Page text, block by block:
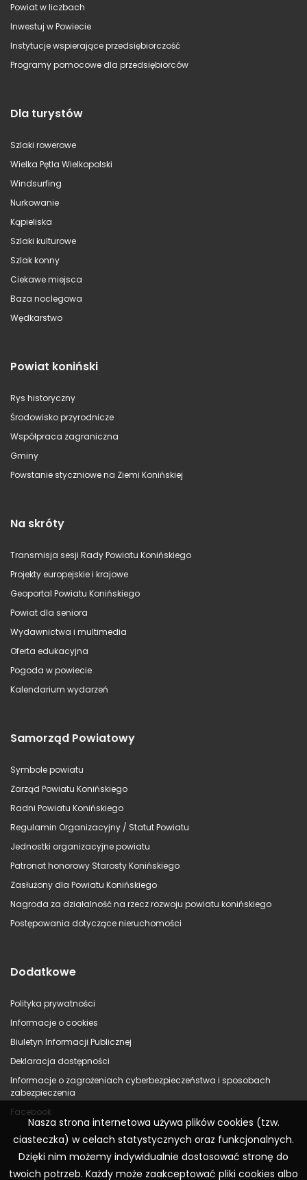
Powiat w liczbach
Inwestuj w Powiecie
Instytucje wspierające przedsiębiorczość
Programy pomocowe dla przedsiębiorców
Dla turystów
Szlaki rowerowe
Wielka Pętla Wielkopolski
Windsurfing
Nurkowanie
Kąpieliska
Szlaki kulturowe
Szlak konny
Ciekawe miejsca
Baza noclegowa
Wędkarstwo
Powiat koniński
Rys historyczny
Środowisko przyrodnicze
Współpraca zagraniczna
Gminy
Powstanie styczniowe na Ziemi Konińskiej
Na skróty
Transmisja sesji Rady Powiatu Konińskiego
Projekty europejskie i krajowe
Geoportal Powiatu Konińskiego
Powiat dla seniora
Wydawnictwa i multimedia
Oferta edukacyjna
Pogoda w powiecie
Kalendarium wydarzeń
Samorząd Powiatowy
Symbole powiatu
Zarząd Powiatu Konińskiego
Radni Powiatu Konińskiego
Regulamin Organizacyjny / Statut Powiatu
Jednostki organizacyjne powiatu
Patronat honorowy Starosty Konińskiego
Zasłużony dla Powiatu Konińskiego
Nagroda za działalność na rzecz rozwoju powiatu konińskiego
Postępowania dotyczące nieruchomości
Dodatkowe
Polityka prywatności
Informacje o cookies
Biuletyn Informacji Publicznej
Deklaracja dostępności
Informacje o zagrożeniach cyberbezpieczeństwa i sposobach
zabezpieczenia
Facebook
Nasza strona internetowa używa plików cookies (tzw.
ciasteczka) w celach statystycznych oraz funkcjonalnych.
Dzięki nim możemy indywidualnie dostosować stronę do
twoich potrzeb. Każdy może zaakceptować pliki cookies albo